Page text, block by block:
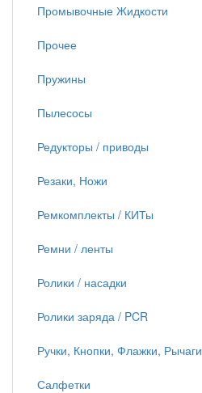
Промывочные Жидкости
Прочее
Пружины
Пылесосы
Редукторы / приводы
Резаки, Ножи
Ремкомплекты / КИТы
Ремни / ленты
Ролики / насадки
Ролики заряда / PCR
Ручки, Кнопки, Флажки, Рычаги
Салфетки